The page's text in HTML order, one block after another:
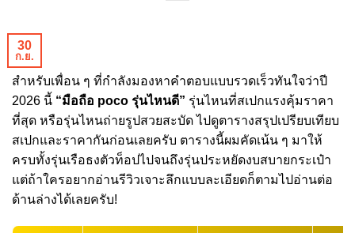
30
ก.ย.
สำหรับเพื่อน ๆ ที่กำลังมองหาคำตอบแบบรวดเร็วทันใจว่าปี
2026 นี้ “มือถือ poco รุ่นไหนดี” รุ่นไหนที่สเปกแรงคุ้มราคา
ที่สุด หรือรุ่นไหนถ่ายรูปสวยสะบัด ไปดูตารางสรุปเปรียบเทียบ
สเปกและราคากันก่อนเลยครับ ตารางนี้ผมคัดเน้น ๆ มาให้
ครบทั้งรุ่นเรือธงตัวท็อปไปจนถึงรุ่นประหยัดงบสบายกระเป๋า
แต่ถ้าใครอยากอ่านรีวิวเจาะลึกแบบละเอียดก็ตามไปอ่านต่อ
ด้านล่างได้เลยครับ!